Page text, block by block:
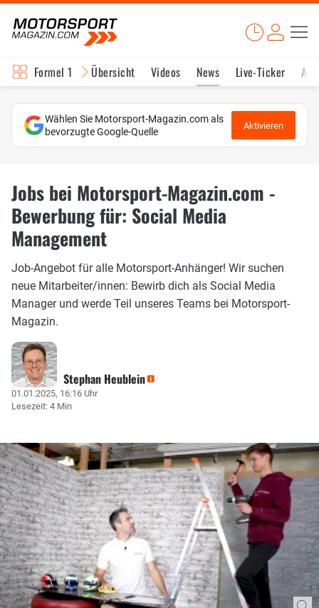
Formel 1 Übersicht Videos News Live-Ticker
Wählen Sie Motorsport-Magazin.com als
bevorzugte Google-Quelle
Aktivieren
Jobs bei Motorsport-Magazin.com -
Bewerbung für: Social Media
Management
Job-Angebot für alle Motorsport-Anhänger! Wir suchen
neue Mitarbeiter/innen: Bewirb dich als Social Media
Manager und werde Teil unseres Teams bei Motorsport-
Magazin.
Stephan Heublein
01.01.2025, 16:16 Uhr
Lesezeit: 4 Min